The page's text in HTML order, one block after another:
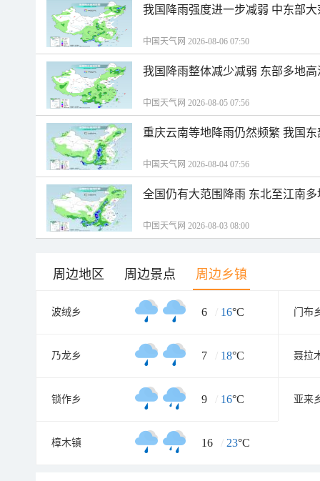
我国降雨强度进一步减弱 中东部
中国天气网 2026-08-06 07:50
我国降雨整体减少减弱 东部多地
中国天气网 2026-08-05 07:56
重庆云南等地降雨仍然频繁 我国
中国天气网 2026-08-04 07:56
全国仍有大范围降雨 东北至江南
中国天气网 2026-08-03 08:00
周边地区 周边景点 周边乡镇
波绒乡 6 / 16°C 门布
乃龙乡 7 / 18°C 聂拉
锁作乡 9 / 16°C 亚来
樟木镇 16 / 23°C